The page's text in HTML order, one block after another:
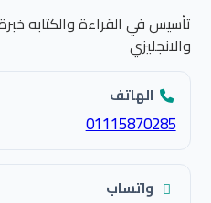
تأسيس في القراءة والكتابه
والانجليزي
الهاتف
01115870285
واتساب